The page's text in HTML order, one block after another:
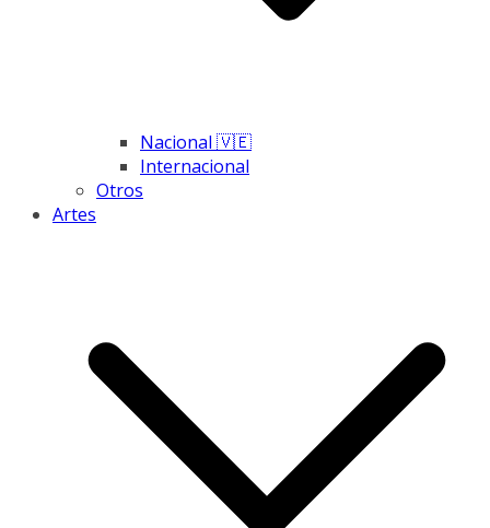
Nacional 🇻🇪
Internacional
Otros
Artes